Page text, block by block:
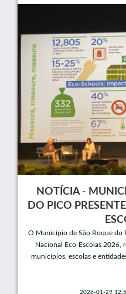
NOTÍCIA -
DO PICO
O Município de São Roque do
Nacional Eco-Escolas 2026,
municípios, escolas e
2026-01-29